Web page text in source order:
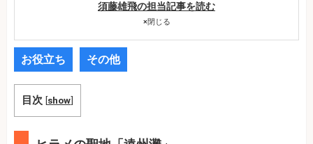
須藤雄飛の担当記事を読む
×閉じる
お役立ち その他
目次 [show]